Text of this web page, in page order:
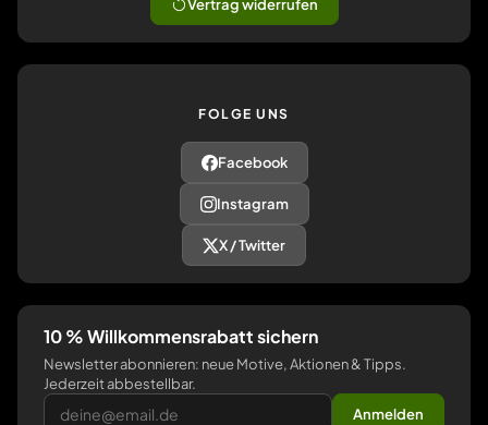
Vertrag widerrufen
FOLGE UNS
Facebook
Instagram
X / Twitter
10 % Willkommensrabatt sichern
Newsletter abonnieren: neue Motive, Aktionen & Tipps.
Jederzeit abbestellbar.
Anmelden